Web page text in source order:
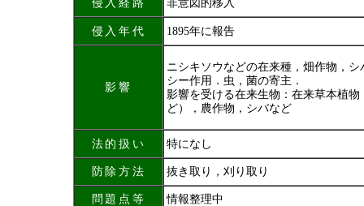
侵入経路 非意図的移入
侵入年代 1895年に報告
影響
ニシキソウなどの在来種，畑作物，
シー作用．虫，菌の寄主．
影響を受ける在来生物：在来草本植物
ど），農作物，シバなど
法的扱い 特になし
防除方法 抜き取り，刈り取り
問題点等 情報整理中